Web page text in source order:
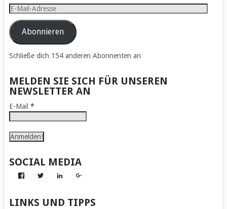
E-
Mail-
AdresseAbonnieren
Schließe dich 154 anderen Abonnenten an
MELDEN SIE SICH FÜR UNSEREN
NEWSLETTER AN
E-Mail *
SOCIAL MEDIA
Profil
Nachmachen
Profil
Kapff
Profil
Kapff
Profil
Kapff
LINKS UND TIPPS